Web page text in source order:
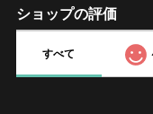
ショップの評価
すべて